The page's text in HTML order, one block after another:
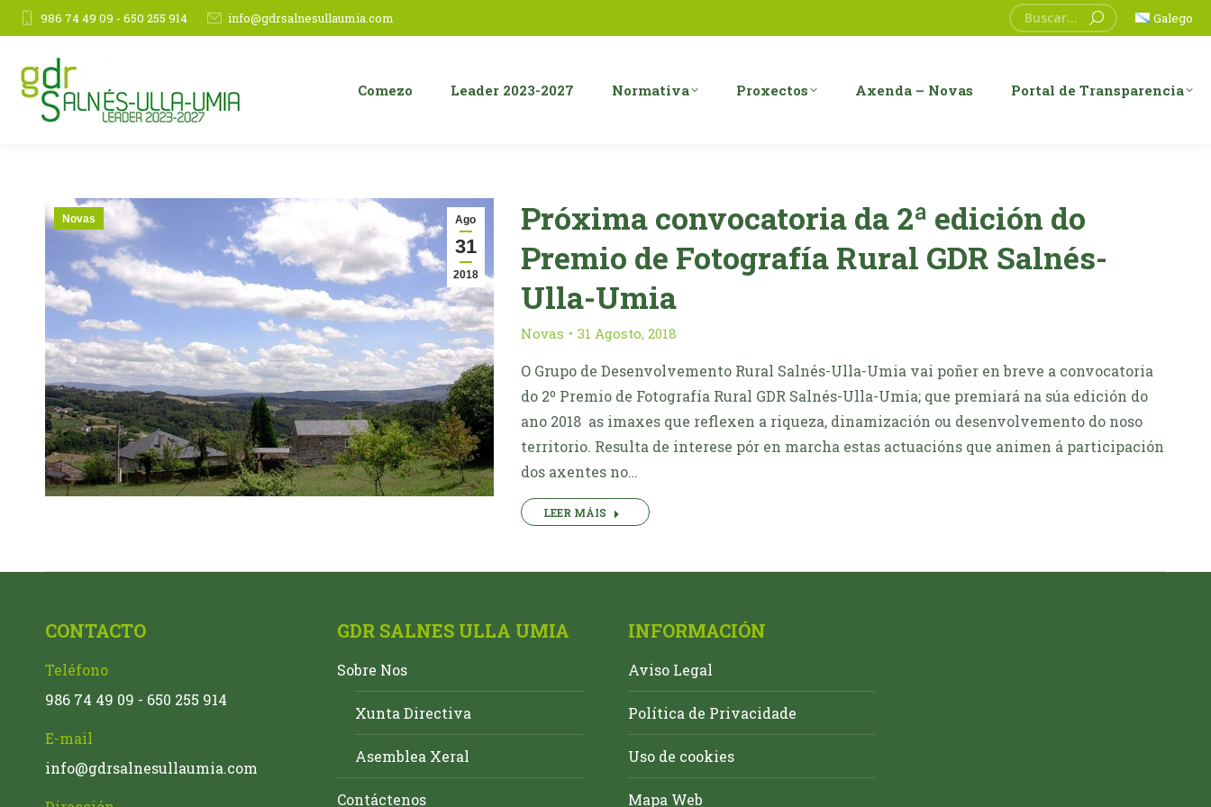
986 74 49 09 - 650 255 914 info@gdrsalnesullaumia.com Search: Galego
Comezo Leader 2023-2027 Normativa Proxectos Axenda – Novas Portal de Transparencia
Ago
31
2018
Novas
Próxima convocatoria da 2ª edición do
Premio de Fotografía Rural GDR Salnés-
Ulla-Umia
Novas 31 Agosto, 2018
O Grupo de Desenvolvemento Rural Salnés-Ulla-Umia vai poñer en breve a convocatoria
do 2º Premio de Fotografía Rural GDR Salnés-Ulla-Umia; que premiará na súa edición do
ano 2018 as imaxes que reflexen a riqueza, dinamización ou desenvolvemento do noso
territorio. Resulta de interese pór en marcha estas actuacións que animen á participación
dos axentes no…
LEER MÁIS
CONTACTO
Teléfono
986 74 49 09 - 650 255 914
E-mail
info@gdrsalnesullaumia.com
GDR SALNES ULLA UMIA
Sobre Nos
Xunta Directiva
Asemblea Xeral
Contáctenos
INFORMACIÓN
Aviso Legal
Política de Privacidade
Uso de cookies
Mapa Web